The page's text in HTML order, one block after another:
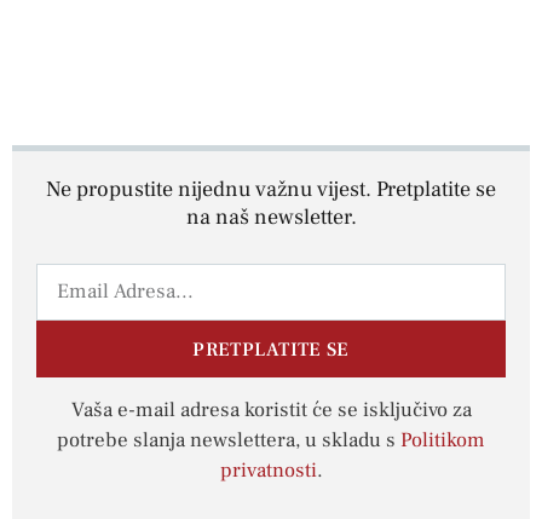
Ne propustite nijednu važnu vijest. Pretplatite se
na naš newsletter.
PRETPLATITE SE
Vaša e-mail adresa koristit će se isključivo za
potrebe slanja newslettera, u skladu s Politikom
privatnosti.